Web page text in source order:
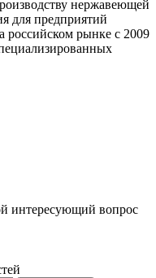
нержавеющей
для предприятий
российском рынке с 2009
интересующий вопрос